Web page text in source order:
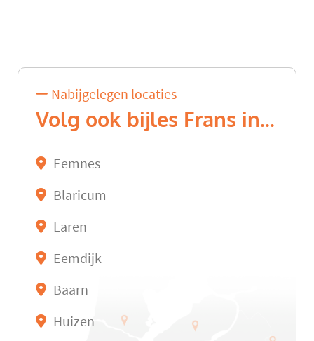
Nabijgelegen locaties
Volg ook bijles Frans in...
Eemnes
Blaricum
Laren
Eemdijk
Baarn
Huizen